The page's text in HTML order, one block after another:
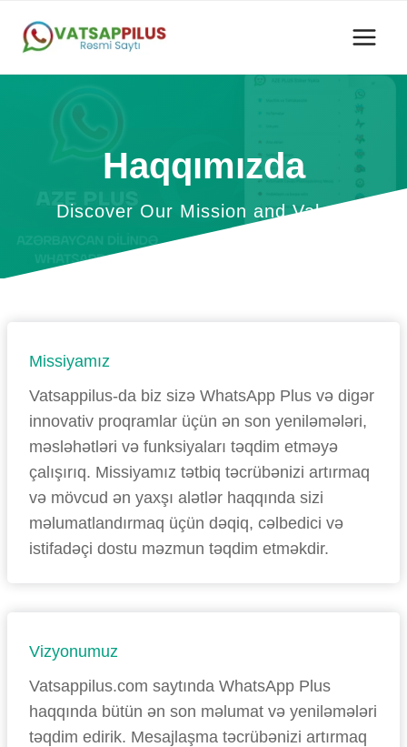
Haqqımızda
Discover Our Mission and Values
Missiyamız
Vatsappilus-da biz sizə WhatsApp Plus və digər
innovativ proqramlar üçün ən son yeniləmələri,
məsləhətləri və funksiyaları təqdim etməyə
çalışırıq. Missiyamız tətbiq təcrübənizi artırmaq
və mövcud ən yaxşı alətlər haqqında sizi
məlumatlandırmaq üçün dəqiq, cəlbedici və
istifadəçi dostu məzmun təqdim etməkdir.
Vizyonumuz
Vatsappilus.com saytında WhatsApp Plus
haqqında bütün ən son məlumat və yeniləmələri
təqdim edirik. Mesajlaşma təcrübənizi artırmaq